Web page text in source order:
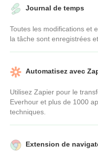
Journal de temps
Toutes les modifications et
la tâche sont enregistrées
Automatisez avec
Utilisez Zapier pour le
Everhour et plus de 1000
techniques.
Extension de